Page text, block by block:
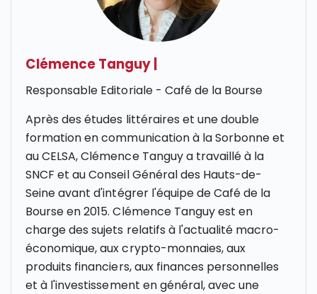
Clémence Tanguy
Responsable Editoriale - Café de la Bourse
Après des études littéraires et une double
formation en communication à la Sorbonne et
au CELSA, Clémence Tanguy a travaillé à la
SNCF et au Conseil Général des Hauts-de-
Seine avant d'intégrer l'équipe de Café de la
Bourse en 2015. Clémence Tanguy est en
charge des sujets relatifs à l'actualité macro-
économique, aux crypto-monnaies, aux
produits financiers, aux finances personnelles
et à l'investissement en général, avec une